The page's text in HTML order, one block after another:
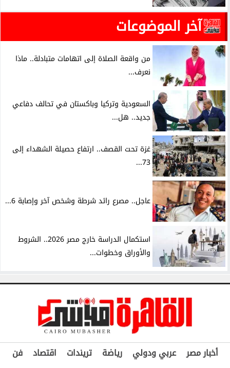
آخر الموضوعات
من واقعة الصلاة إلى اتهامات متبادلة.. ماذا
نعرف...
السعودية وتركيا وباكستان في تحالف دفاعي
جديد.. هل...
غزة تحت القصف.. ارتفاع حصيلة الشهداء إلى
73...
عاجل.. مصرع رائد شرطة وشخص آخر وإصابة 6...
استكمال الدراسة خارج مصر 2026.. الشروط
والأوراق وخطوات...
أخبار مصر عربي ودولي رياضة تريندات اقتصاد
فن